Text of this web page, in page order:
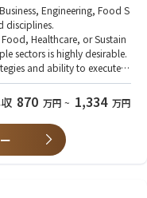
to the growth, resilience, an
product portfolio of Foo
strategies in collab
and Japan business plans
budget by optimizing reso
and monitorin
Engineering, Food S
disciplines.
Healthcare, or Sustain
sectors is highly desirable.
and ability to execute w
and accreditation
KPIs, and financial
870 万円 ~ 1,334 万円